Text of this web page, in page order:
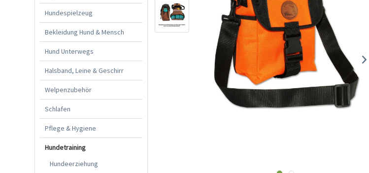
Hundespielzeug
Bekleidung Hund & Mensch
Hund Unterwegs
Halsband, Leine & Geschirr
Welpenzubehör
Schlafen
Pflege & Hygiene
Hundetraining
Hundeerziehung